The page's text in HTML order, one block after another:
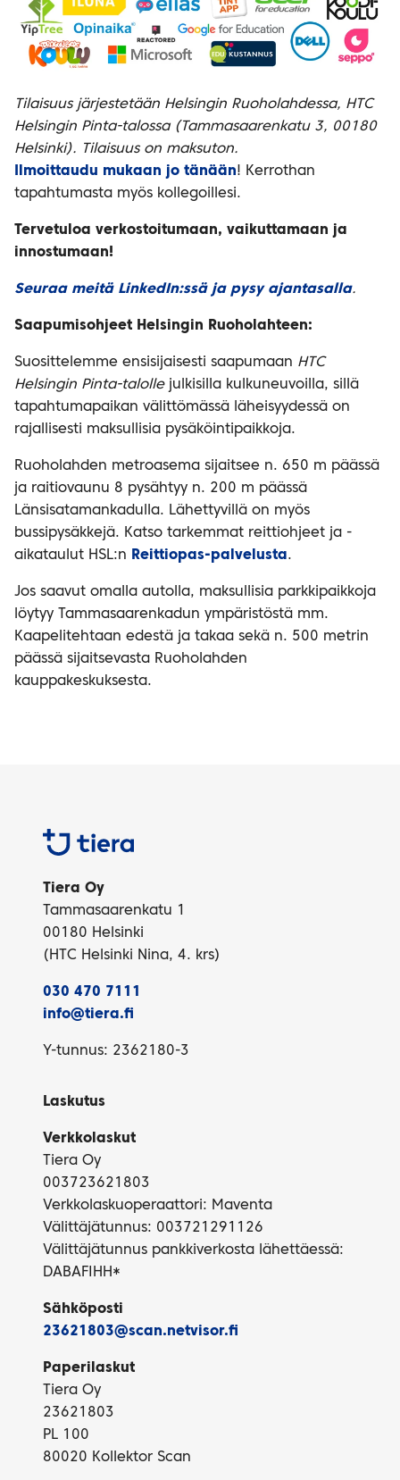
Tilaisuus järjestetään Helsingin Ruoholahdessa, HTC
Helsingin Pinta-talossa (Tammasaarenkatu 3, 00180
Helsinki). Tilaisuus on maksuton.
Ilmoittaudu mukaan jo tänään! Kerrothan
tapahtumasta myös kollegoillesi.
Tervetuloa verkostoitumaan, vaikuttamaan ja
innostumaan!
Seuraa meitä LinkedIn:ssä ja pysy ajantasalla.
Saapumisohjeet Helsingin Ruoholahteen:
Suosittelemme ensisijaisesti saapumaan HTC
Helsingin Pinta-talollejulkisilla kulkuneuvoilla, sillä
tapahtumapaikan välittömässä läheisyydessä on
rajallisesti maksullisia pysäköintipaikkoja.
Ruoholahden metroasema sijaitsee n. 650 m päässä
ja raitiovaunu 8 pysähtyy n. 200 m päässä
Länsisatamankadulla. Lähettyvillä on myös
bussipysäkkejä. Katso tarkemmat reittiohjeet ja -
aikataulut HSL:n Reittiopas-palvelusta.
Jos saavut omalla autolla, maksullisia parkkipaikkoja
löytyy Tammasaarenkadun ympäristöstä mm.
Kaapelitehtaan edestä ja takaa sekä n. 500 metrin
päässä sijaitsevasta Ruoholahden
kauppakeskuksesta.
Tiera
Tiera Oy
Tammasaarenkatu 1
00180 Helsinki
(HTC Helsinki Nina, 4. krs)
030 470 7111
info@tiera.fi
Y-tunnus: 2362180-3
Laskutus
Verkkolaskut
Tiera Oy
003723621803
Verkkolaskuoperaattori: Maventa
Välittäjätunnus: 003721291126
Välittäjätunnus pankkiverkosta lähettäessä:
DABAFIHH*
Sähköposti
23621803@scan.netvisor.fi
Paperilaskut
Tiera Oy
23621803
PL 100
80020 Kollektor Scan